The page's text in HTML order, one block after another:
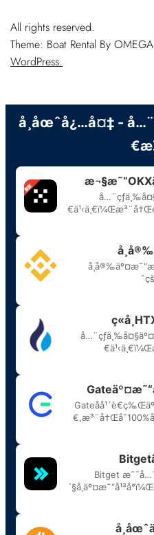
All rights reserved.
Theme: Boat Rental By OMEGA
WordPress.